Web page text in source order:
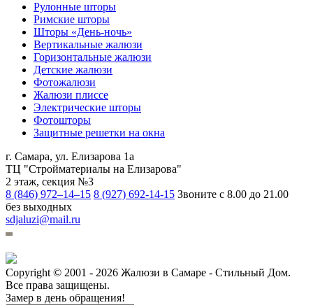
Рулонные шторы
Римские шторы
Шторы «День-ночь»
Вертикальные жалюзи
Горизонтальные жалюзи
Детские жалюзи
Фотожалюзи
Жалюзи плиссе
Электрические шторы
Фотошторы
Защитные решетки на окна
г. Самара, ул. Елизарова 1а
ТЦ "Стройматериалы на Елизарова"
2 этаж, секция №3
8 (846) 972–14–15 8 (927) 692-14-15 Звоните с 8.00 до 21.00
без выходных
sdjaluzi@mail.ru
Copyright © 2001 - 2026 Жалюзи в Самаре - Стильный Дом.
Все права защищены.
Замер в день обращения!